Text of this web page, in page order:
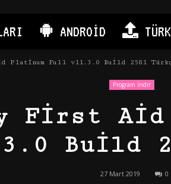
ANDROID
Platinum Full v11.3.0 Build 2581
Program İndir
First
Build
27 Mart 2019 0